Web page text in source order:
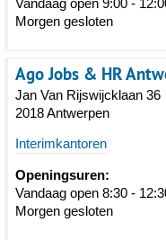
Vandaag open 9:00 -
Morgen gesloten
Ago Jobs & HR
Jan Van Rijswijcklaan 36
2018 Antwerpen
Interimkantoren
Openingsuren:
Vandaag open 8:30 -
Morgen gesloten